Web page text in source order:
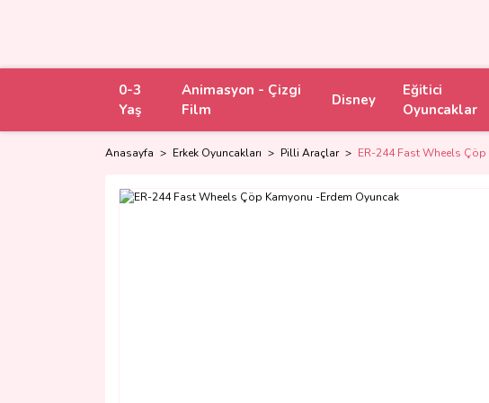
0-3
Yaş
Animasyon - Çizgi
Film
Disney
Eğitici
Oyuncaklar
Anasayfa Erkek Oyuncakları Pilli Araçlar ER-244 Fast Wheels